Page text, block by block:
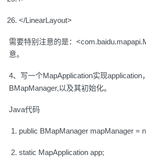
</LinearLayout>
需要特别注意的是：
意。
4、写一个MapApplication实现application
BMapManager,以及其初始化。
Java代码
public BMapManager mapManager =
static MapApplication app;